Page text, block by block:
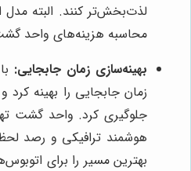
لذت‌بخش‌تر کنند. البته
محاسبه هزینه‌های واحد
بهینه‌سازی زمان جابجایی:
زمان جابجایی را بهینه کرد
جلوگیری کرد. واحد گشت
هوشمند ترافیکی و رصد
بهترین مسیر را برای